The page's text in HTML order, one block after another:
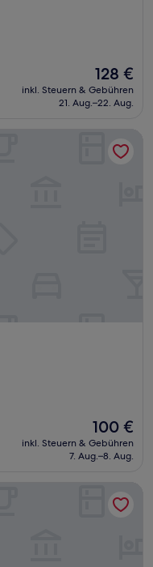
Der
Preis
beträgt
128 €
inkl. Steuern & Gebühren
21. Aug.–22. Aug.
Der
Preis
beträgt
100 €
inkl. Steuern & Gebühren
7. Aug.–8. Aug.